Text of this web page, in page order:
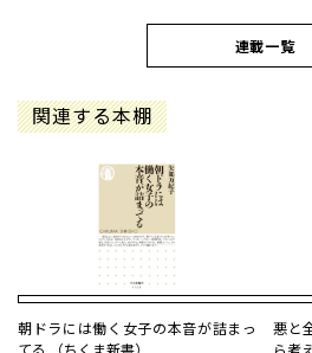
連載一覧
関連する本棚
朝ドラには働く女子の本音が詰まっ
てる （ちくま新書）
悪と
ら考